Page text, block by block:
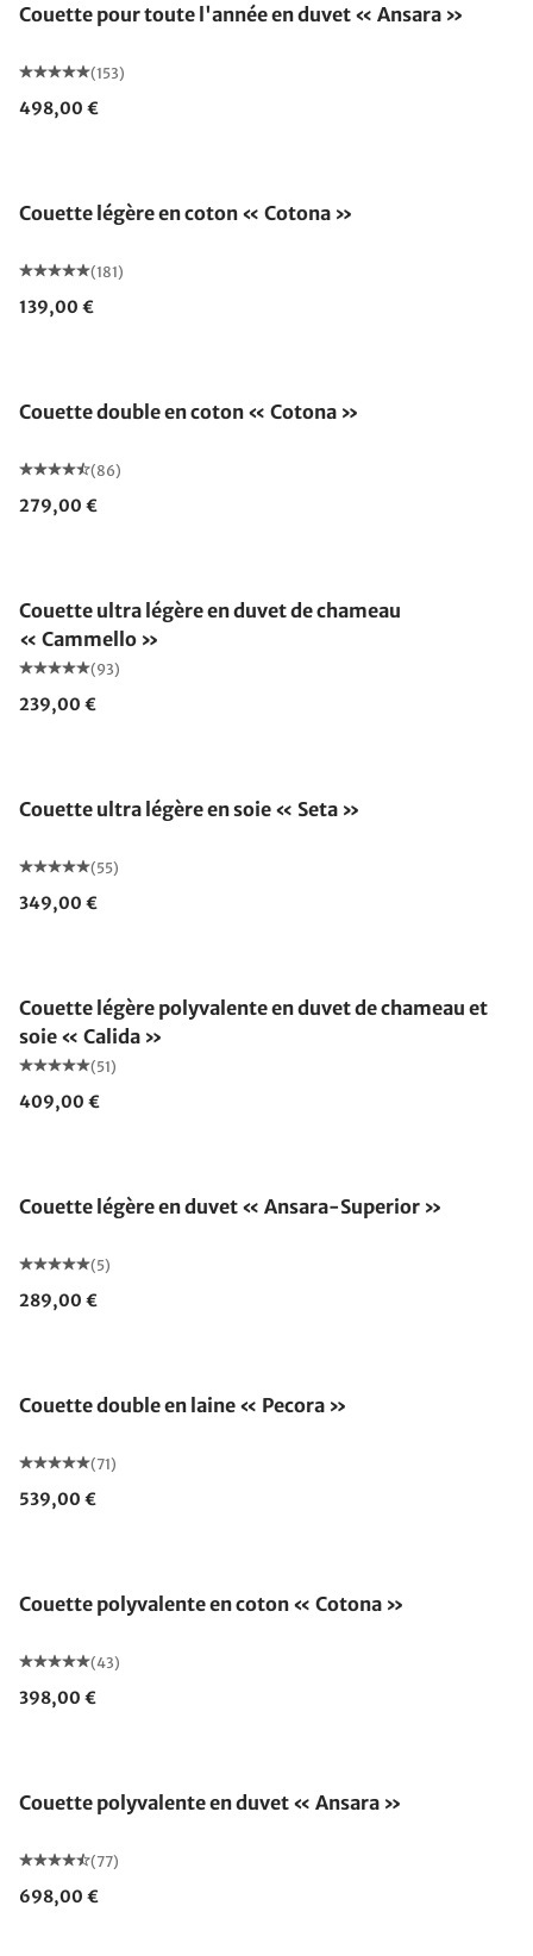
Couette pour toute l'année en duvet « Ansara »
(153)
498,00 €
Couette légère en coton « Cotona »
(181)
139,00 €
Couette double en coton « Cotona »
(86)
279,00 €
Couette ultra légère en duvet de chameau
« Cammello »
(93)
239,00 €
Couette ultra légère en soie « Seta »
(55)
349,00 €
Couette légère polyvalente en duvet de chameau et
soie « Calida »
(51)
409,00 €
Couette légère en duvet « Ansara-Superior »
(5)
289,00 €
Couette double en laine « Pecora »
(71)
539,00 €
Couette polyvalente en coton « Cotona »
(43)
398,00 €
Couette polyvalente en duvet « Ansara »
(77)
698,00 €